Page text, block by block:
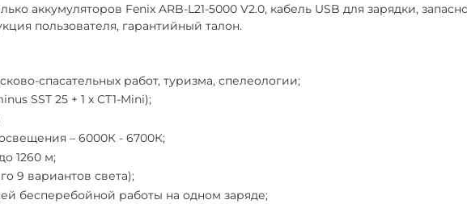
аккумуляторов Fenix ARB-L21-5000 V2.0, кабель USB для зарядки,
пользователя, гарантийный талон.
спасательных работ, туризма, спелеологии;
SST 25 + 1 х CT1-Mini);
– 6000К - 6700К;
1260 м;
9 вариантов света);
бесперебойной работы на одном заряде;